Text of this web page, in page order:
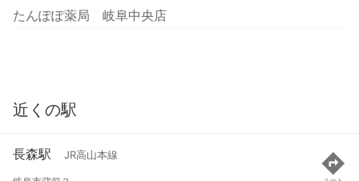
たんぽぽ薬局 岐阜中央店
近くの駅
長森駅 JR高山本線